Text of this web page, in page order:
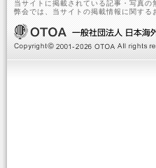
当サイトに掲載されている記事・写真
弊会では、当サイトの掲載情報に関す